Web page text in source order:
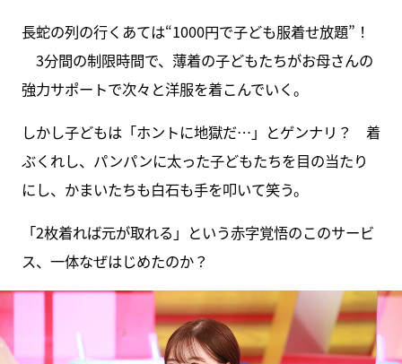
長蛇の列の行くあては“1000円で子ども服着せ放題”！
3分間の制限時間で、薄着の子どもたちがお母さんの
強力サポートで次々と洋服を着こんでいく。
しかし子どもは「ホントに地獄だ…」とゲンナリ？ 着
ぶくれし、パンパンに太った子どもたちを目の当たり
にし、かまいたちも白石も手を叩いて笑う。
「2枚着れば元が取れる」という赤字覚悟のこのサービ
ス、一体なぜはじめたのか？